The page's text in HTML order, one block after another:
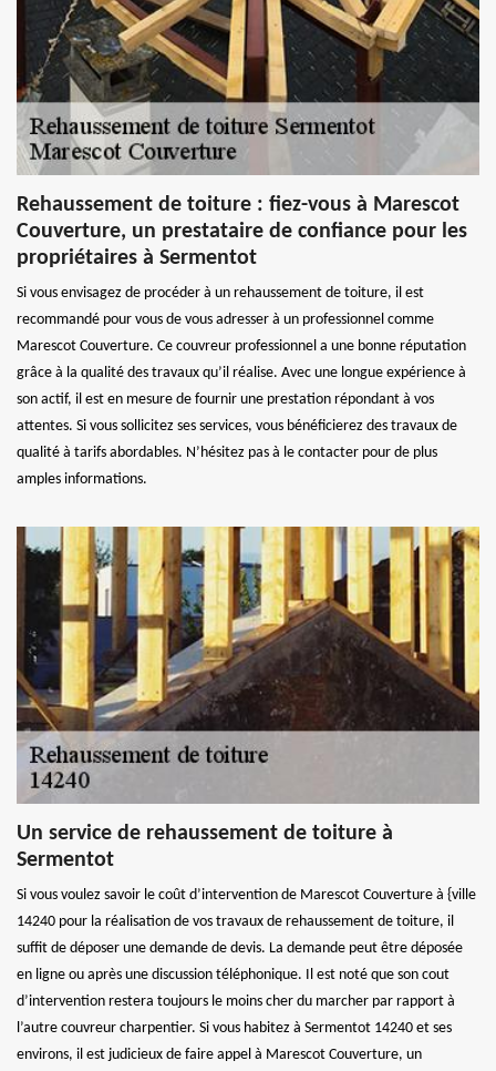
Rehaussement de toiture : fiez-vous à Marescot
Couverture, un prestataire de confiance pour les
propriétaires à Sermentot
Si vous envisagez de procéder à un rehaussement de toiture, il est
recommandé pour vous de vous adresser à un professionnel comme
Marescot Couverture. Ce couvreur professionnel a une bonne réputation
grâce à la qualité des travaux qu’il réalise. Avec une longue expérience à
son actif, il est en mesure de fournir une prestation répondant à vos
attentes. Si vous sollicitez ses services, vous bénéficierez des travaux de
qualité à tarifs abordables. N’hésitez pas à le contacter pour de plus
amples informations.
Un service de rehaussement de toiture à
Sermentot
Si vous voulez savoir le coût d’intervention de Marescot Couverture à {ville
14240 pour la réalisation de vos travaux de rehaussement de toiture, il
suffit de déposer une demande de devis. La demande peut être déposée
en ligne ou après une discussion téléphonique. Il est noté que son cout
d’intervention restera toujours le moins cher du marcher par rapport à
l’autre couvreur charpentier. Si vous habitez à Sermentot 14240 et ses
environs, il est judicieux de faire appel à Marescot Couverture, un